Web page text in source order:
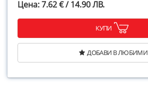
Цена: 7.62 € / 14.90 ЛВ.
КУПИ
ДОБАВИ В ЛЮБИМИ